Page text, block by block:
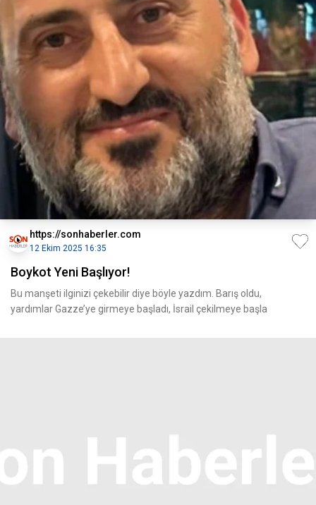
https://sonhaberler.com
12 Ekim 2025 16:35
Boykot Yeni Başlıyor!
Bu manşeti ilginizi çekebilir diye böyle yazdım. Barış oldu,
yardımlar Gazze’ye girmeye başladı, İsrail çekilmeye başla